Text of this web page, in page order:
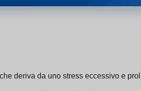
deriva da uno stress eccessivo e